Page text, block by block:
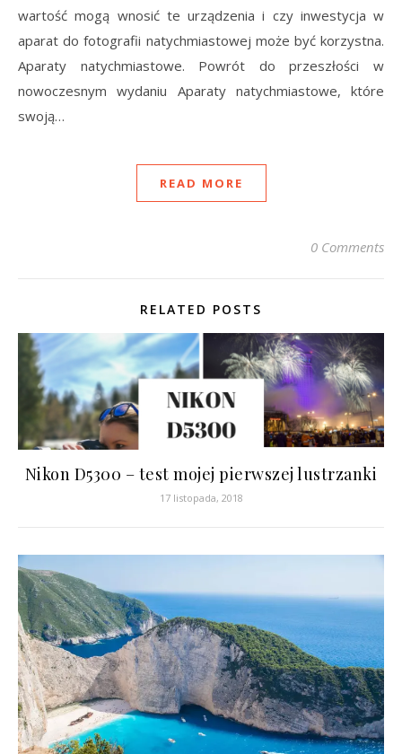
wartość mogą wnosić te urządzenia i czy inwestycja w
aparat do fotografii natychmiastowej może być korzystna.
Aparaty natychmiastowe. Powrót do przeszłości w
nowoczesnym wydaniu Aparaty natychmiastowe, które
swoją…
READ MORE
0 Comments
RELATED POSTS
Nikon D5300 – test mojej pierwszej lustrzanki
17 listopada, 2018